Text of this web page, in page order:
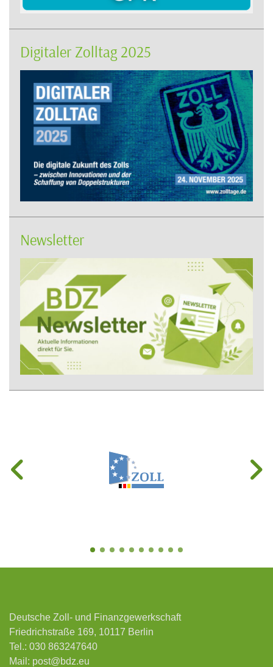
Digitaler Zolltag 2025
Newsletter
Deutsche Zoll- und Finanzgewerkschaft
Friedrichstraße 169, 10117 Berlin
Tel.: 030 863247640
Mail: post@bdz.eu